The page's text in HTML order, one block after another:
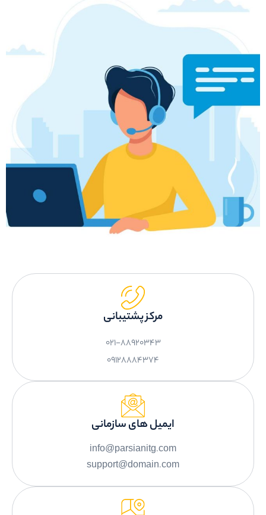
مرکز پشتیبانی
۰۲۱-88920343
۰9128884374
ایمیل های سازمانی
info@parsianitg.com
support@domain.com